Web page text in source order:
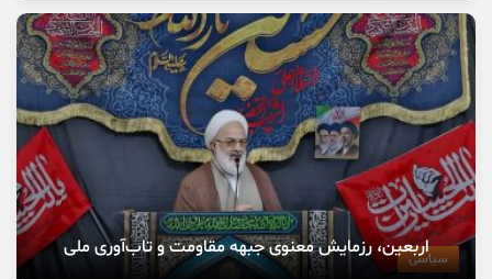
سیاسیاربعین، رزمایش معنوی جبهه مقاومت و تاب‌آوری ملی